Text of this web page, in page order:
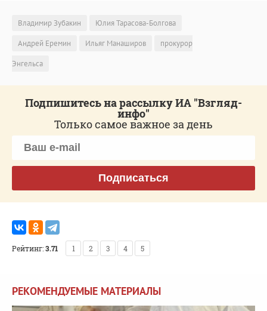
Владимир Зубакин
Юлия Тарасова-Болгова
Андрей Еремин
Ильяг Манаширов
прокурор
Энгельса
Подпишитесь на рассылку ИА "Взгляд-
инфо"
Только самое важное за день
Подписаться
Рейтинг:3.71 1 2 3 4 5
РЕКОМЕНДУЕМЫЕ МАТЕРИАЛЫ